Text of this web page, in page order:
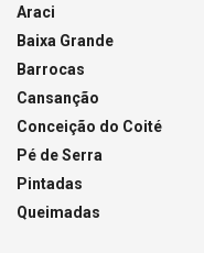
Araci
Baixa Grande
Barrocas
Cansanção
Conceição do Coité
Pé de Serra
Pintadas
Queimadas